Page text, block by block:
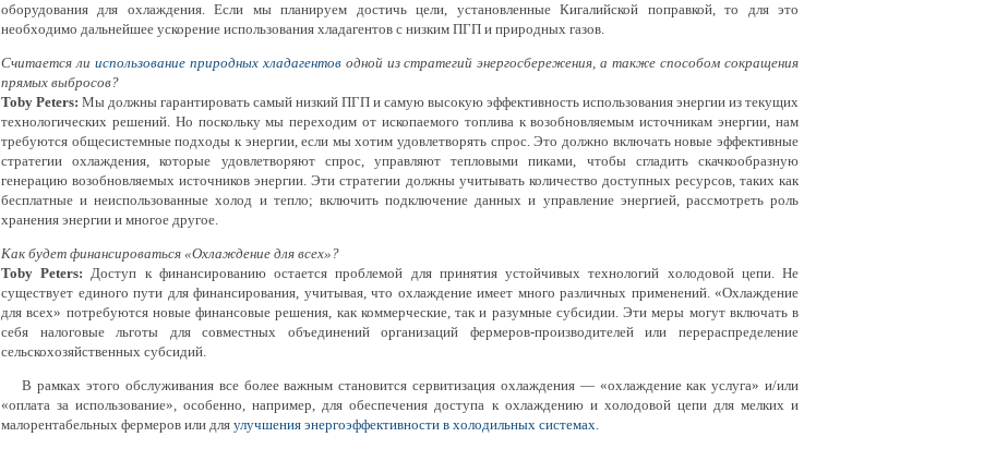
оборудования для охлаждения. Если мы планируем достичь цели, установленные Кигалийской поправкой, то для это
необходимо дальнейшее ускорение использования хладагентов с низким ПГП и природных газов.
Считается ли использование природных хладагентоводной из стратегий энергосбережения, а также способом сокращения
прямых выбросов?
Toby Peters: Мы должны гарантировать самый низкий ПГП и самую высокую эффективность использования энергии из текущих
технологических решений. Но поскольку мы переходим от ископаемого топлива к возобновляемым источникам энергии, нам
требуются общесистемные подходы к энергии, если мы хотим удовлетворять спрос. Это должно включать новые эффективные
стратегии охлаждения, которые удовлетворяют спрос, управляют тепловыми пиками, чтобы сгладить скачкообразную
генерацию возобновляемых источников энергии. Эти стратегии должны учитывать количество доступных ресурсов, таких как
бесплатные и неиспользованные холод и тепло; включить подключение данных и управление энергией, рассмотреть роль
хранения энергии и многое другое.
Как будет финансироваться «Охлаждение для всех»?
Toby Peters: Доступ к финансированию остается проблемой для принятия устойчивых технологий холодовой цепи. Не
существует единого пути для финансирования, учитывая, что охлаждение имеет много различных применений. «Охлаждение
для всех» потребуются новые финансовые решения, как коммерческие, так и разумные субсидии. Эти меры могут включать в
себя налоговые льготы для совместных объединений организаций фермеров-производителей или перераспределение
сельскохозяйственных субсидий.
В рамках этого обслуживания все более важным становится сервитизация охлаждения — «охлаждение как услуга» и/или
«оплата за использование», особенно, например, для обеспечения доступа к охлаждению и холодовой цепи для мелких и
малорентабельных фермеров или для улучшения энергоэффективности в холодильных системах.